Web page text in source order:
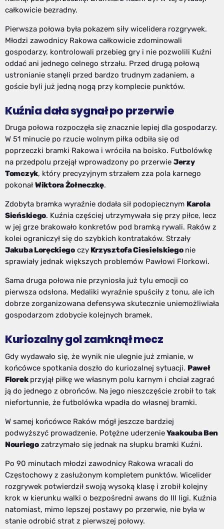
całkowicie bezradny.
Pierwsza połowa była pokazem siły wicelidera rozgrywek.
Młodzi zawodnicy Rakowa całkowicie zdominowali
gospodarzy, kontrolowali przebieg gry i nie pozwolili Kuźni
oddać ani jednego celnego strzału. Przed drugą połową
ustronianie stanęli przed bardzo trudnym zadaniem, a
goście byli już jedną nogą przy komplecie punktów.
Kuźnia dała sygnał po przerwie
Druga połowa rozpoczęła się znacznie lepiej dla gospodarzy.
W 51 minucie po rzucie wolnym piłka odbiła się od
poprzeczki bramki Rakowa i wróciła na boisko. Futbolówkę
na przedpolu przejął wprowadzony po przerwie Jerzy
Tomczyk, który precyzyjnym strzałem zza pola karnego
pokonał Wiktora Żołneczkę.
Zdobyta bramka wyraźnie dodała sił podopiecznym Karola
Sieńskiego. Kuźnia częściej utrzymywała się przy piłce, lecz
w jej grze brakowało konkretów pod bramką rywali. Raków z
kolei ograniczył się do szybkich kontrataków. Strzały
Jakuba LoręckiegoczyKrzysztofa Ciesielskiegonie
sprawiały jednak większych problemów Pawłowi Florkowi.
Sama druga połowa nie przyniosła już tylu emocji co
pierwsza odsłona. Medaliki wyraźnie spuściły z tonu, ale ich
dobrze zorganizowana defensywa skutecznie uniemożliwiała
gospodarzom zdobycie kolejnych bramek.
Kuriozalny gol zamknął mecz
Gdy wydawało się, że wynik nie ulegnie już zmianie, w
końcówce spotkania doszło do kuriozalnej sytuacji. Paweł
Florekprzyjął piłkę we własnym polu karnym i chciał zagrać
ją do jednego z obrońców. Na jego nieszczęście zrobił to tak
niefortunnie, że futbolówka wpadła do własnej bramki.
W samej końcówce Raków mógł jeszcze bardziej
podwyższyć prowadzenie. Potężne uderzenieYaakouba Ben
Nouriegozatrzymało się jednak na słupku bramki Kuźni.
Po 90 minutach młodzi zawodnicy Rakowa wracali do
Częstochowy z zasłużonym kompletem punktów. Wicelider
rozgrywek potwierdził swoją wysoką klasę i zrobił kolejny
krok w kierunku walki o bezpośredni awans do III ligi. Kuźnia
natomiast, mimo lepszej postawy po przerwie, nie była w
stanie odrobić strat z pierwszej połowy.